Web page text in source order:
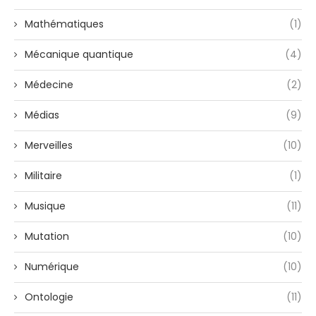
Mathématiques (1)
Mécanique quantique (4)
Médecine (2)
Médias (9)
Merveilles (10)
Militaire (1)
Musique (11)
Mutation (10)
Numérique (10)
Ontologie (11)